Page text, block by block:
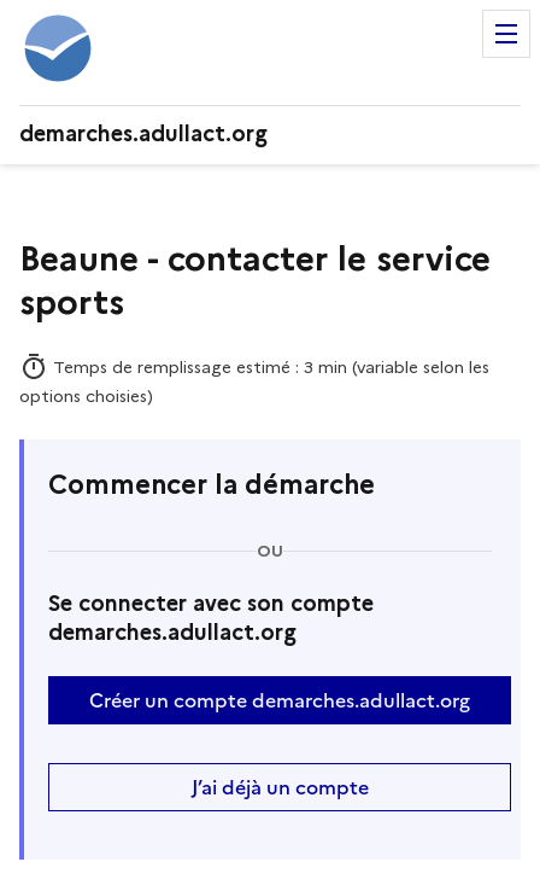
demarches.adullact.org
Beaune - contacter le service
sports
Temps de remplissage estimé : 3 min (variable selon les
options choisies)
Commencer la démarche
OU
Se connecter avec son compte
demarches.adullact.org
Créer un compte demarches.adullact.org
J’ai déjà un compte